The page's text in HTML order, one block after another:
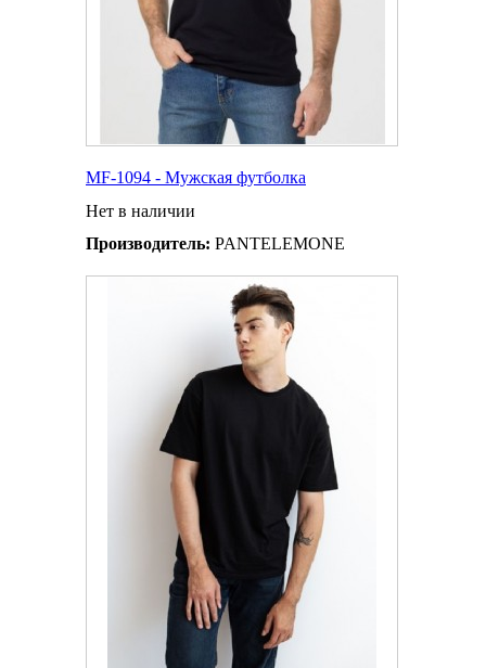
MF-1094 - Мужская футболка
Нет в наличии
Производитель: PANTELEMONE